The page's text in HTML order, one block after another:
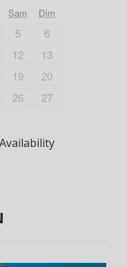
Sam Dim
5
6
12
13
19
20
26
27